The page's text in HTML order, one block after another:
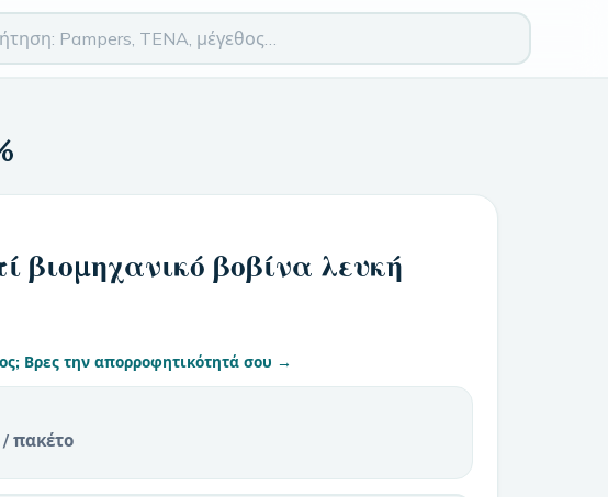
βιομηχανικό βοβίνα λευκή
Βρες την απορροφητικότητά σου →
/ πακέτο